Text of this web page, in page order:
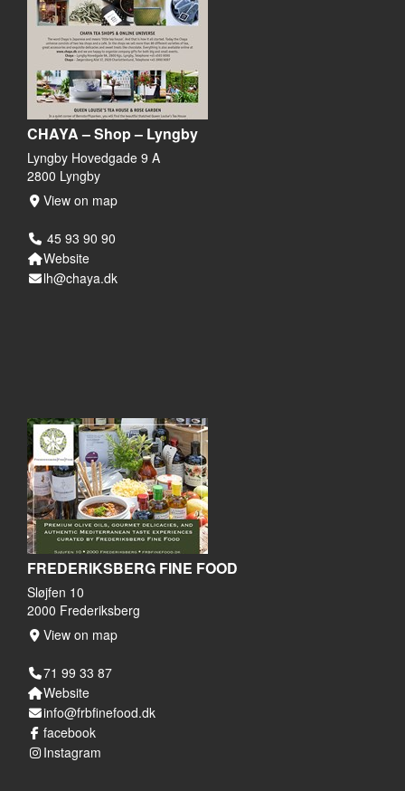
CHAYA – Shop – Lyngby
Lyngby Hovedgade 9 A
2800 Lyngby
View on map
45 93 90 90
Website
lh@chaya.dk
FREDERIKSBERG FINE FOOD
Sløjfen 10
2000 Frederiksberg
View on map
71 99 33 87
Website
info@frbfinefood.dk
facebook
Instagram